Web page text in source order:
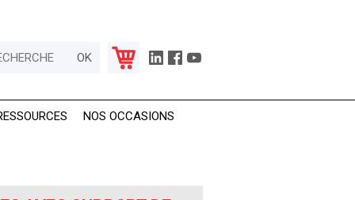
NOS OCCASIONS